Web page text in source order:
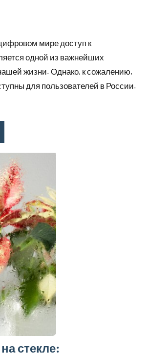
мире доступ к
одной из важнейших
жизни. Однако, к сожалению,
для пользователей в России.
стекле: